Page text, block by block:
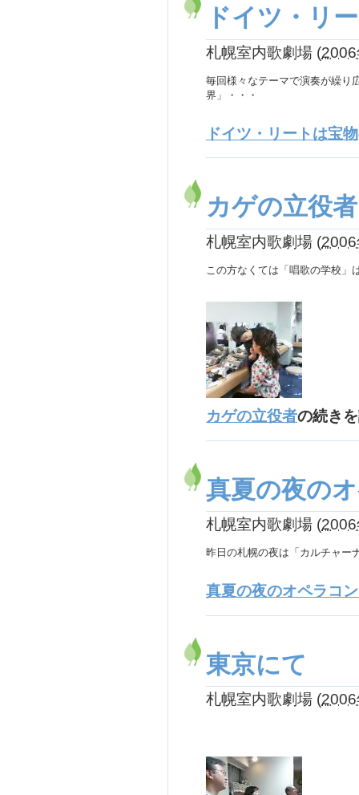
ドイツ・リ
札幌室内歌劇場 (
毎回様々なテーマで演奏が繰り
界」・・・
ドイツ・リートは宝物
カゲの立役者
札幌室内歌劇場 (
この方なくては「唱歌の学校」
カゲの立役者の続き
真夏の夜の
札幌室内歌劇場 (
昨日の札幌の夜は「カルチャー
真夏の夜のオペラコ
東京にて
札幌室内歌劇場 (